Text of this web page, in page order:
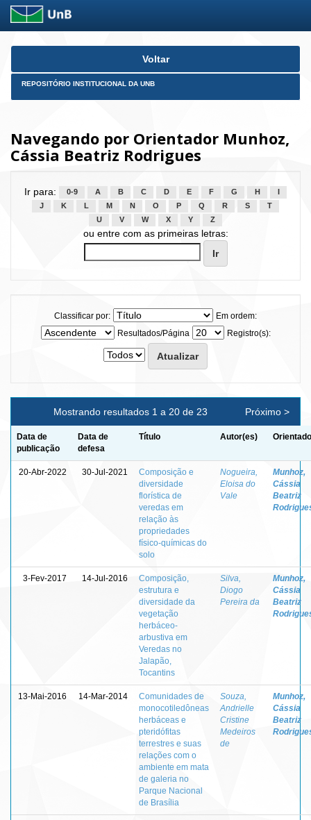
Skip
Voltar
REPOSITÓRIO INSTITUCIONAL DA UNB
Navegando por Orientador Munhoz,
Cássia Beatriz Rodrigues
Ir para: 0-9 A B C D E F G H
J
K L M N O P Q R S
T
U
V W X Y Z
ou entre com as primeiras letras:
Classificar por:
Em ordem:
Resultados/Página
Registro(s):
Mostrando resultados 1 a 20 de 23 Próximo >
Data de
publicação
Data de
defesa
Título Autor(es)
20-Abr-2022 30-Jul-2021
Composição e
diversidade
florística de
veredas em
relação às
propriedades
físico-químicas do
solo
Nogueira,
Eloisa do
Vale
Munhoz,
Cássia
Beatriz
3-Fev-2017 14-Jul-2016
Composição,
estrutura e
diversidade da
vegetação
herbáceo-
arbustiva em
Veredas no
Jalapão,
Tocantins
Silva,
Diogo
Pereira da
Munhoz,
Cássia
Beatriz
13-Mai-2016 14-Mar-2014
Comunidades de
monocotiledôneas
herbáceas e
pteridófitas
terrestres e suas
relações com o
ambiente em mata
de galeria no
Parque Nacional
de Brasília
Souza,
Andrielle
Cristine
Medeiros
de
Munhoz,
Cássia
Beatriz